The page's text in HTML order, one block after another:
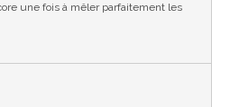
une fois à mêler parfaitement les